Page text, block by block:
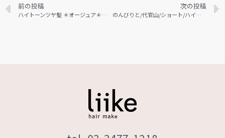
前の投稿
ハイトーンツヤ髪 ＊オージュア＊ハイライト＊代官山＊代官山駅＊ショートボブ＊ショート
次の投稿
のんびりと/代官山/ショート/ハイライト